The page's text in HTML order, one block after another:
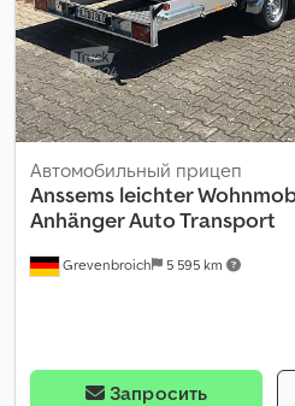
Grevenbroich 5 595 km
Автомобильный прицеп
Anssems leichter
Anhänger Auto Transport
Запросить